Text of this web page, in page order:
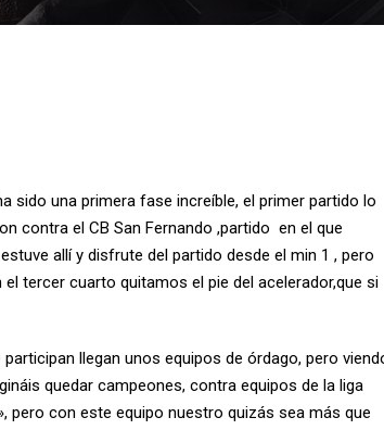
sido una primera fase increíble, el primer partido lo
contra el CB San Fernando ,partido en el que
allí y disfrute del partido desde el min 1 , pero
tercer cuarto quitamos el pie del acelerador,que si
llegan unos equipos de órdago, pero
quedar campeones, contra equipos de la liga
pero con este equipo nuestro quizás sea más que